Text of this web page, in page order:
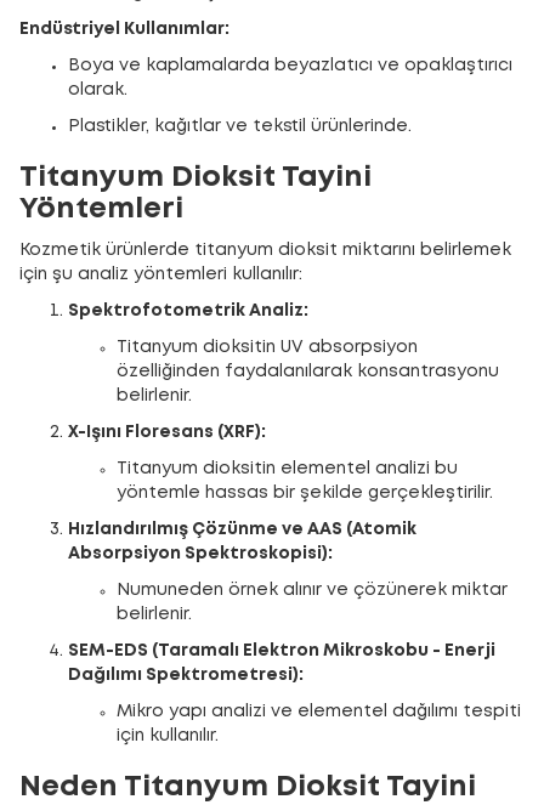
Endüstriyel Kullanımlar:
Boya ve kaplamalarda beyazlatıcı ve opaklaştırıcı
olarak.
Plastikler, kağıtlar ve tekstil ürünlerinde.
Titanyum Dioksit Tayini
Yöntemleri
Kozmetik ürünlerde titanyum dioksit miktarını belirlemek
için şu analiz yöntemleri kullanılır:
Spektrofotometrik Analiz:
Titanyum dioksitin UV absorpsiyon
özelliğinden faydalanılarak konsantrasyonu
belirlenir.
X-Işını Floresans (XRF):
Titanyum dioksitin elementel analizi bu
yöntemle hassas bir şekilde gerçekleştirilir.
Hızlandırılmış Çözünme ve AAS (Atomik
Absorpsiyon Spektroskopisi):
Numuneden örnek alınır ve çözünerek miktar
belirlenir.
SEM-EDS (Taramalı Elektron Mikroskobu - Enerji
Dağılımı Spektrometresi):
Mikro yapı analizi ve elementel dağılımı tespiti
için kullanılır.
Neden Titanyum Dioksit Tayini